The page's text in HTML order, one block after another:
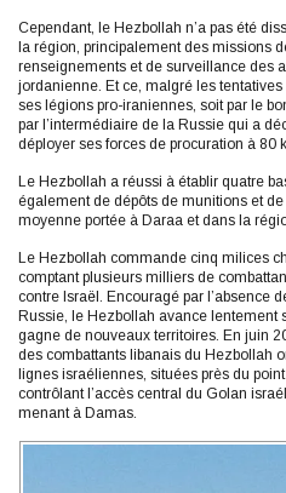
Cependant, le Hezbollah n’a pas été
la région, principalement des missions
renseignements et de surveillance des
jordanienne. Et ce, malgré les
ses légions pro-iraniennes, soit par le
par l’intermédiaire de la Russie qui a
déployer ses forces de procuration à 80
Le Hezbollah a réussi à établir quatre
également de dépôts de munitions et
moyenne portée à Daraa et dans la
Le Hezbollah commande cinq milices
comptant plusieurs milliers de
contre Israël. Encouragé par l’absence
Russie, le Hezbollah avance lentement
gagne de nouveaux territoires. En juin
des combattants libanais du Hezbollah
lignes israéliennes, situées près du
contrôlant l’accès central du Golan
menant à Damas.